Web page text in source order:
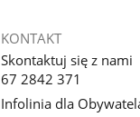
KONTAKT
Skontaktuj się z nami
67 2842 371
Infolinia dla